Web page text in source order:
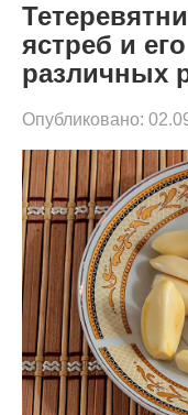
ястреб и
различных
Опубликовано: